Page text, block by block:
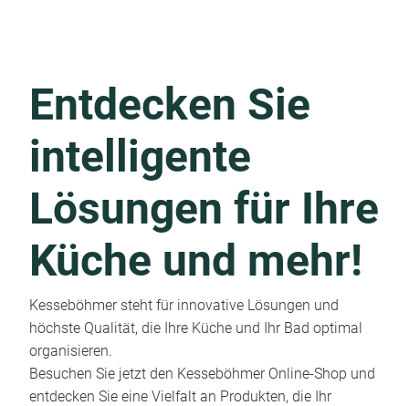
Entdecken Sie
intelligente
Lösungen für Ihre
Küche und mehr!
Kesseböhmer steht für innovative Lösungen und
höchste Qualität, die Ihre Küche und Ihr Bad optimal
organisieren.
Besuchen Sie jetzt den Kesseböhmer Online-Shop und
entdecken Sie eine Vielfalt an Produkten, die Ihr